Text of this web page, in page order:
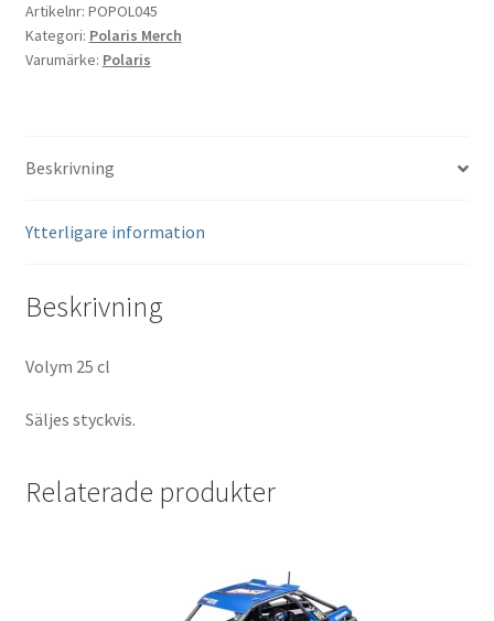
Artikelnr: POPOL045
Kategori: Polaris Merch
Varumärke: Polaris
Beskrivning
Ytterligare information
Beskrivning
Volym 25 cl
Säljes styckvis.
Relaterade produkter